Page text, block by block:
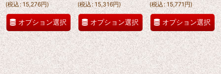
(税込: 15,276円)
オプション選択
(税込: 15,316円)
オプション選択
(税込: 15,771円)
オプション選択